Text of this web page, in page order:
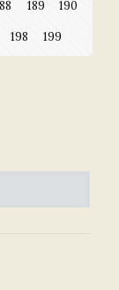
189 190
198 199